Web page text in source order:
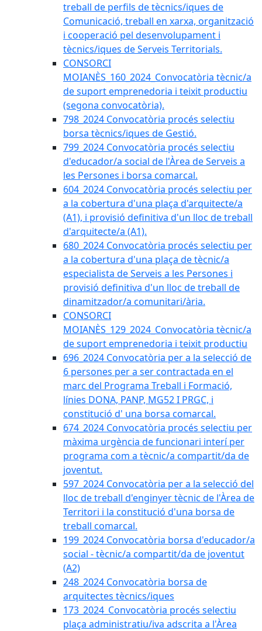
treball de perfils de tècnics/iques de
Comunicació, treball en xarxa, organització
i cooperació pel desenvolupament i
tècnics/iques de Serveis Territorials.
CONSORCI
MOIANÈS_160_2024_Convocatòria tècnic/a
de suport emprenedoria i teixit productiu
(segona convocatòria).
798_2024 Convocatòria procés selectiu
borsa tècnics/iques de Gestió.
799_2024 Convocatòria procés selectiu
d'educador/a social de l'Àrea de Serveis a
les Persones i borsa comarcal.
604_2024 Convocatòria procés selectiu per
a la cobertura d'una plaça d'arquitecte/a
(A1), i provisió definitiva d'un lloc de treball
d'arquitecte/a (A1).
680_2024 Convocatòria procés selectiu per
a la cobertura d'una plaça de tècnic/a
especialista de Serveis a les Persones i
provisió definitiva d'un lloc de treball de
dinamitzador/a comunitari/ària.
CONSORCI
MOIANÈS_129_2024_Convocatòria tècnic/a
de suport emprenedoria i teixit productiu
696_2024 Convocatòria per a la selecció de
6 persones per a ser contractada en el
marc del Programa Treball i Formació,
línies DONA, PANP, MG52 I PRGC, i
constitució d' una borsa comarcal.
674_2024 Convocatòria procés selectiu per
màxima urgència de funcionari interí per
programa com a tècnic/a compartit/da de
joventut.
597_2024 Convocatòria per a la selecció del
lloc de treball d'enginyer tècnic de l'Àrea de
Territori i la constitució d'una borsa de
treball comarcal.
199_2024 Convocatòria borsa d'educador/a
social - tècnic/a compartit/da de joventut
(A2)
248_2024 Convocatòria borsa de
arquitectes tècnics/iques
173_2024_Convocatòria procés selectiu
plaça administratiu/iva adscrita a l'Àrea